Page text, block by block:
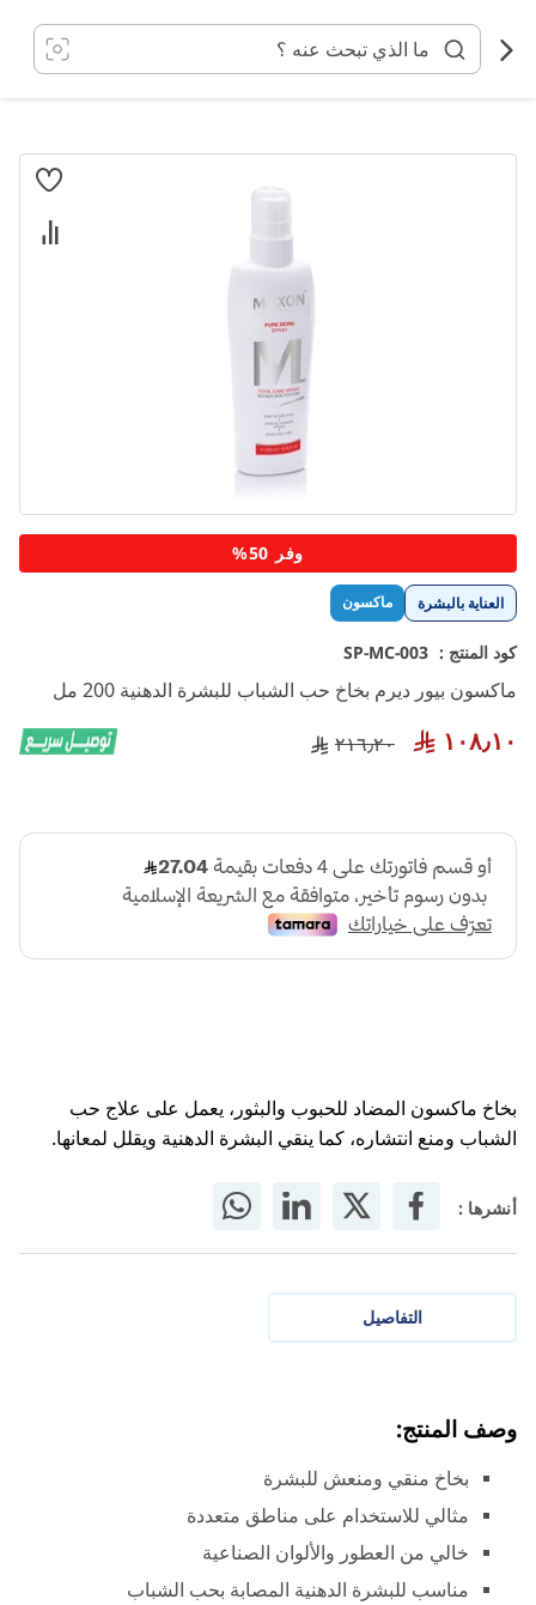
المحتوى
العناية بالبشرة ماكسون
كود المنتج : SP-MC-003
ماكسون بيور ديرم بخاخ حب الشباب للبشرة الدهنية 200 مل
١٠٨٫١٠ ٢١٦٫٢٠
بخاخ ماكسون المضاد للحبوب والبثور، يعمل على علاج حب
الشباب ومنع انتشاره، كما ينقي البشرة الدهنية ويقلل لمعانها.
أنشرها :
انتقل
تخطي
إلى
بداية
معرض
الصور
وفر 50%
التفاصيل
وصف المنتج:
بخاخ منقي ومنعش للبشرة
مثالي للاستخدام على مناطق متعددة
خالي من العطور والألوان الصناعية
مناسب للبشرة الدهنية المصابة بحب الشباب